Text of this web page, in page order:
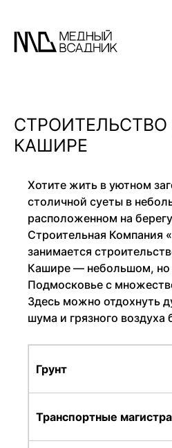
КАШИРЕ
Хотите жить в уютном
столичной суеты в
расположенном на
Строительная Компания
занимается
Кашире — небольшом, но
Подмосковье с
Здесь можно отдохнуть
шума и грязного
Грунт
Транспортные